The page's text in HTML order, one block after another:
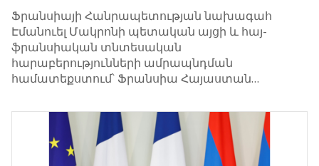
Ֆրանսիայի Հանրապետության նախագահ
Էմանուել Մակրոնի պետական այցի և հայ-
ֆրանսիական տնտեսական
հարաբերությունների ամրապնդման
համատեքստում՝ Ֆրանսիա Հայաստան…